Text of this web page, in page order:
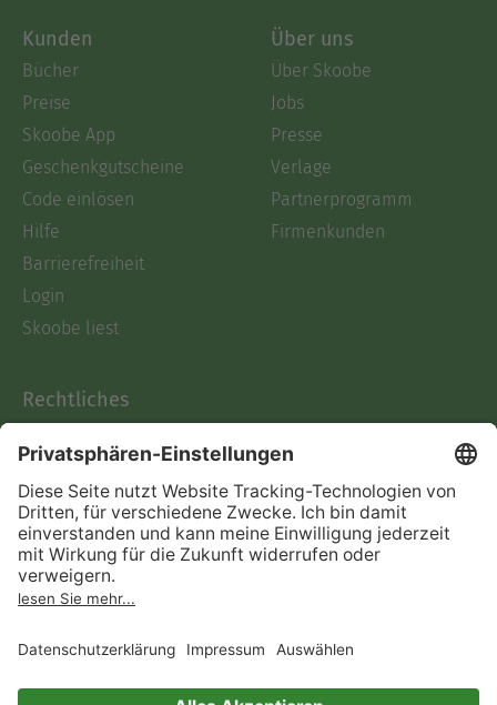
Kunden
Bücher
Preise
Skoobe App
Geschenkgutscheine
Code einlösen
Hilfe
Barrierefreiheit
Login
Skoobe liest
Über uns
Über Skoobe
Jobs
Presse
Verlage
Partnerprogramm
Firmenkunden
Rechtliches
AGB
Informationen nach Data
Act
Verträge hier kündigen
Impressum